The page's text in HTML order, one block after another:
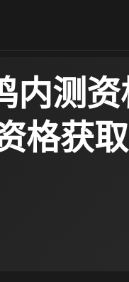
内测
格获取